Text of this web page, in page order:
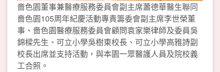
嗇色園董事兼醫療服務委員會副主席蕭德華醫生聯同
嗇色園105周年紀慶活動專責籌委會副主席李世榮董
事、嗇色園醫療服務委員會顧問袁家樂律師及委員吳
錦樑先生、可立小學吳樹東校長、可立小學高雅詩副
校長出席並支持活動，與本園一眾醫護人員及院校義
工合照。